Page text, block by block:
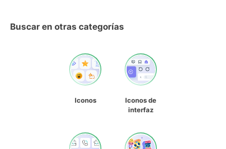
Buscar en otras categorías
Iconos
Iconos de
interfaz